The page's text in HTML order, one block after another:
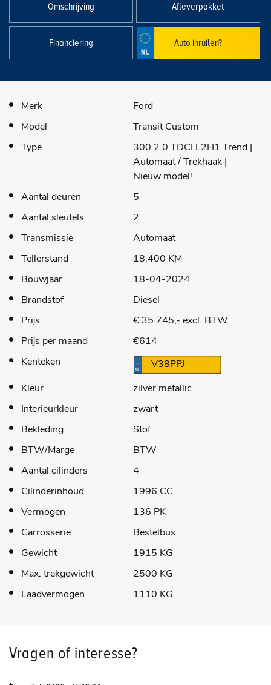
Omschrijving Afleverpakket
Financiering Auto inruilen?
Merk
Ford
Model
Transit Custom
Type
300 2.0 TDCI L2H1 Trend |
Automaat / Trekhaak |
Nieuw model!
Aantal deuren
5
Aantal sleutels
2
Transmissie
Automaat
Tellerstand
18.400 KM
Bouwjaar
18-04-2024
Brandstof
Diesel
Prijs
€ 35.745,- excl. BTW
Prijs per maand
€614
Kenteken
V38PPJ
Kleur
zilver metallic
Interieurkleur
zwart
Bekleding
Stof
BTW/Marge
BTW
Aantal cilinders
4
Cilinderinhoud
1996 CC
Vermogen
136 PK
Carrosserie
Bestelbus
Gewicht
1915 KG
Max. trekgewicht
2500 KG
Laadvermogen
1110 KG
Vragen of interesse?